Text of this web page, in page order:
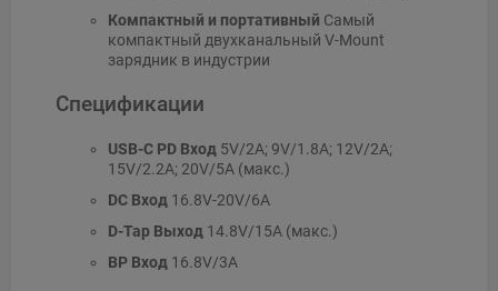
Компактный и портативный Самый
компактный двухканальный V-Mount
зарядник в индустрии
Спецификации
USB-C PD Вход5V/2A; 9V/1.8A; 12V/2A;
15V/2.2A; 20V/5A (макс.)
DC Вход16.8V-20V/6A
D-Tap Выход14.8V/15A (макс.)
BP Вход16.8V/3A